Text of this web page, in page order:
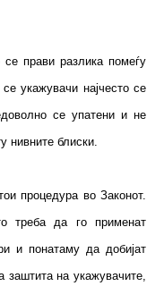
прави разлика помеѓу
укажувачи најчесто се
се упатени и не
нивните блиски.
процедура во Законот.
треба да го применат
и понатаму да добијат
заштита на укажувачите,